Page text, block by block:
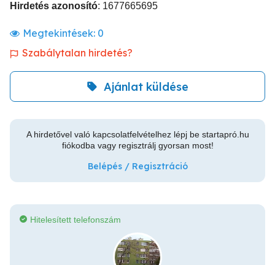
Hirdetés azonosító: 1677665695
Megtekintések: 0
Szabálytalan hirdetés?
Ajánlat küldése
A hirdetővel való kapcsolatfelvételhez lépj be startapró.hu
fiókodba vagy regisztrálj gyorsan most!
Belépés / Regisztráció
Hitelesített telefonszám